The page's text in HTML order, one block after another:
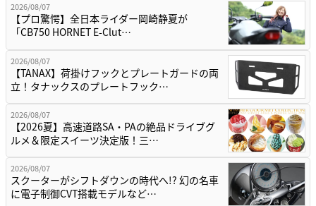
2026/08/07
【プロ驚愕】全日本ライダー岡崎静夏が
「CB750 HORNET E-Clut…
2026/08/07
【TANAX】荷掛けフックとプレートガードの両
立！タナックスのプレートフック…
2026/08/07
【2026夏】高速道路SA・PAの絶品ドライブグ
ルメ＆限定スイーツ決定版！三…
2026/08/07
スクーターがシフトダウンの時代へ!? 幻の名車
に電子制御CVT搭載モデルなど…